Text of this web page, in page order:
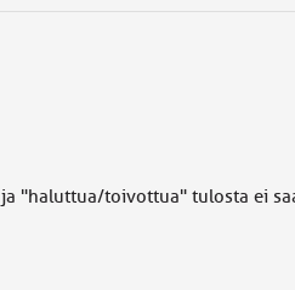
toivottua" tulosta ei